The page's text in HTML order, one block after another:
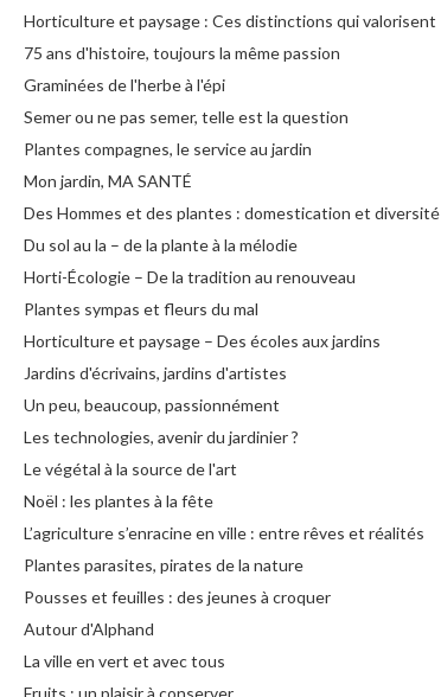
Horticulture et paysage : Ces distinctions qui valorisent
75 ans d'histoire, toujours la même passion
Graminées de l'herbe à l'épi
Semer ou ne pas semer, telle est la question
Plantes compagnes, le service au jardin
Mon jardin, MA SANTÉ
Des Hommes et des plantes : domestication et diversité
Du sol au la – de la plante à la mélodie
Horti-Écologie – De la tradition au renouveau
Plantes sympas et fleurs du mal
Horticulture et paysage – Des écoles aux jardins
Jardins d'écrivains, jardins d'artistes
Un peu, beaucoup, passionnément
Les technologies, avenir du jardinier ?
Le végétal à la source de l'art
Noël : les plantes à la fête
L’agriculture s’enracine en ville : entre rêves et réalités
Plantes parasites, pirates de la nature
Pousses et feuilles : des jeunes à croquer
Autour d'Alphand
La ville en vert et avec tous
Fruits : un plaisir à conserver